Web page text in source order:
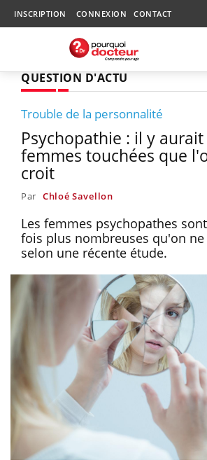
INSCRIPTION CONNEXION CONTACT
QUESTION D'ACTU
Trouble de la personnalité
Psychopathie : il y
femmes touchées que
croit
Par Chloé Savellon
Les femmes psychopathes
fois plus nombreuses qu'on ne
selon une récente étude.